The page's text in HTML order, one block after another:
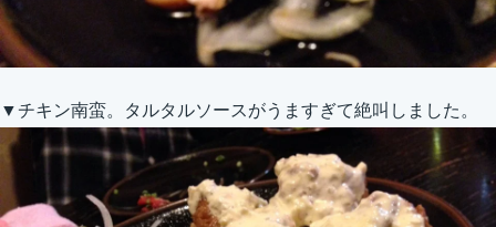
▼チキン南蛮。タルタルソースがうますぎて絶叫しました。